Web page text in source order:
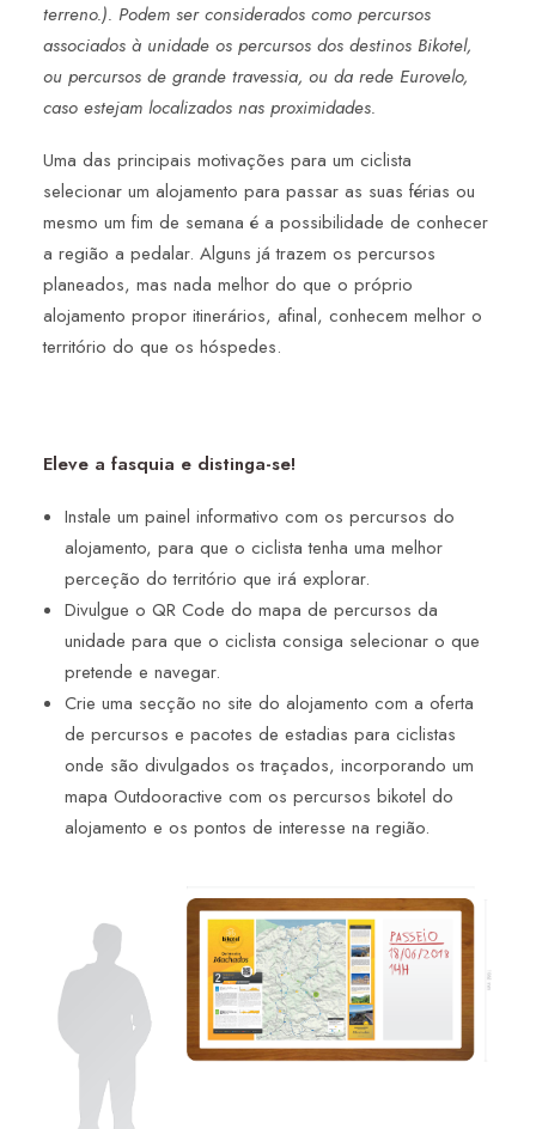
terreno.). Podem ser considerados como percursos
associados à unidade os percursos dos destinos Bikotel,
ou percursos de grande travessia, ou da rede Eurovelo,
caso estejam localizados nas proximidades.
Uma das principais motivações para um ciclista
selecionar um alojamento para passar as suas férias ou
mesmo um fim de semana é a possibilidade de conhecer
a região a pedalar. Alguns já trazem os percursos
planeados, mas nada melhor do que o próprio
alojamento propor itinerários, afinal, conhecem melhor o
território do que os hóspedes.
Eleve a fasquia e distinga-se!
Instale um painel informativo com os percursos do
alojamento, para que o ciclista tenha uma melhor
perceção do território que irá explorar.
Divulgue o QR Code do mapa de percursos da
unidade para que o ciclista consiga selecionar o que
pretende e navegar.
Crie uma secção no site do alojamento com a oferta
de percursos e pacotes de estadias para ciclistas
onde são divulgados os traçados, incorporando um
mapa Outdooractive com os percursos bikotel do
alojamento e os pontos de interesse na região.